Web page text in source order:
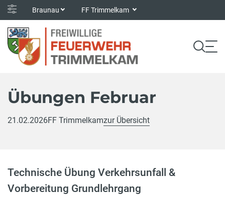
Braunau FF Trimmelkam
Übungen Februar
21.02.2026FF Trimmelkamzur Übersicht
Technische Übung Verkehrsunfall &
Vorbereitung Grundlehrgang